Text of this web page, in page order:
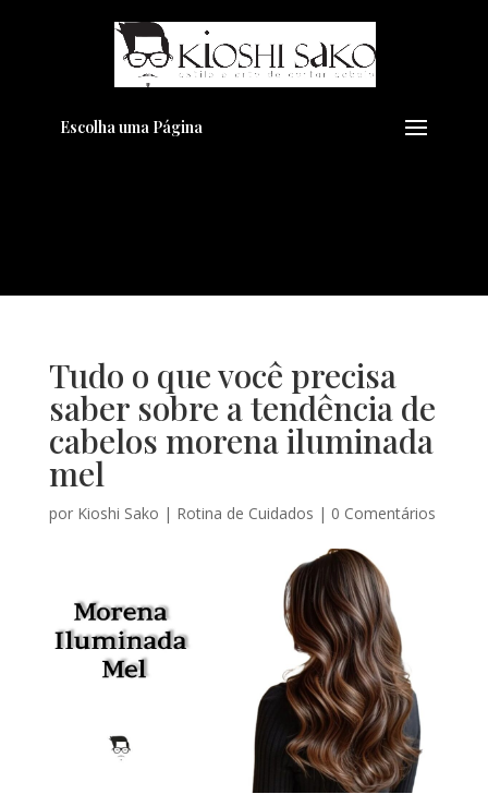
Escolha uma Página
Tudo o que você precisa
saber sobre a tendência de
cabelos morena iluminada
mel
por Kioshi Sako | Rotina de Cuidados | 0 Comentários
Pensando em transformar seu
Visual??